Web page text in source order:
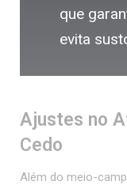
que
evita
Ajustes no
Cedo
Além do meio-